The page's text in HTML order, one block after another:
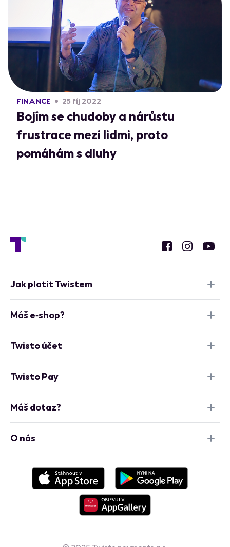
FINANCE 25 říj 2022
Bojím se chudoby a nárůstu
frustrace mezi lidmi, proto
pomáhám s dluhy
Jak platit Twistem
Máš e‑shop?
Twisto účet
Twisto Pay
Máš dotaz?
O nás